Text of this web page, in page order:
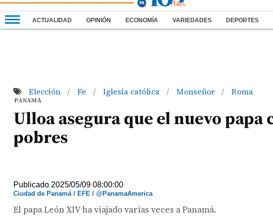
ACTUALIDAD OPINIÓN ECONOMÍA VARIEDADES DEPORTES
Elección / Fe / Iglesia católica / Monseñor / Roma
PANAMÁ
Ulloa asegura que el nuevo papa
pobres
Publicado 2025/05/09 08:00:00
Ciudad de Panamá / EFE / @PanamaAmerica
El papa León XIV ha viajado varias veces a Panamá.